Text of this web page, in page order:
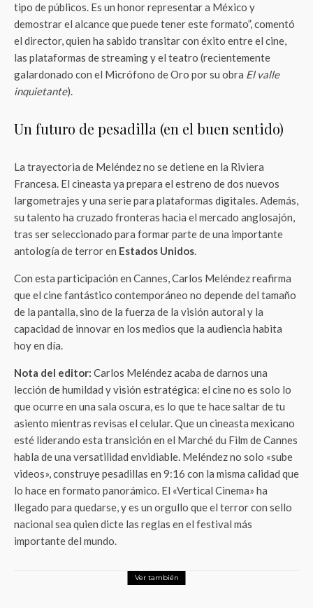
tipo de públicos. Es un honor representar a México y
demostrar el alcance que puede tener este formato”, comentó
el director, quien ha sabido transitar con éxito entre el cine,
las plataformas de streaming y el teatro (recientemente
galardonado con el Micrófono de Oro por su obra El valle
inquietante).
Un futuro de pesadilla (en el buen sentido)
La trayectoria de Meléndez no se detiene en la Riviera
Francesa. El cineasta ya prepara el estreno de dos nuevos
largometrajes y una serie para plataformas digitales. Además,
su talento ha cruzado fronteras hacia el mercado anglosajón,
tras ser seleccionado para formar parte de una importante
antología de terror en Estados Unidos.
Con esta participación en Cannes, Carlos Meléndez reafirma
que el cine fantástico contemporáneo no depende del tamaño
de la pantalla, sino de la fuerza de la visión autoral y la
capacidad de innovar en los medios que la audiencia habita
hoy en día.
Nota del editor: Carlos Meléndez acaba de darnos una
lección de humildad y visión estratégica: el cine no es solo lo
que ocurre en una sala oscura, es lo que te hace saltar de tu
asiento mientras revisas el celular. Que un cineasta mexicano
esté liderando esta transición en el Marché du Film de Cannes
habla de una versatilidad envidiable. Meléndez no solo «sube
videos», construye pesadillas en 9:16 con la misma calidad que
lo hace en formato panorámico. El «Vertical Cinema» ha
llegado para quedarse, y es un orgullo que el terror con sello
nacional sea quien dicte las reglas en el festival más
importante del mundo.
Ver también